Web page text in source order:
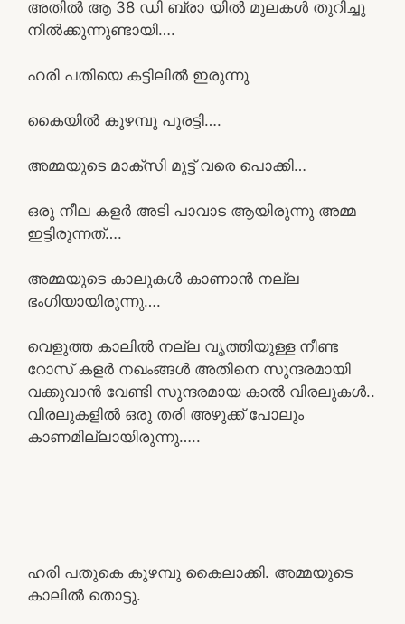
അതിൽ ആ 38 ഡി ബ്രാ യിൽ മുലകൾ തുറിച്ചു
നിൽക്കുന്നുണ്ടായി….
ഹരി പതിയെ കട്ടിലിൽ ഇരുന്നു
കൈയിൽ കുഴമ്പു പുരട്ടി….
അമ്മയുടെ മാക്സി മുട്ട് വരെ പൊക്കി…
ഒരു നീല കളർ അടി പാവാട ആയിരുന്നു അമ്മ
ഇട്ടിരുന്നത്….
അമ്മയുടെ കാലുകൾ കാണാൻ നല്ല
ഭംഗിയായിരുന്നു….
വെളുത്ത കാലിൽ നല്ല വൃത്തിയുള്ള നീണ്ട
റോസ് കളർ നഖംങ്ങൾ അതിനെ സുന്ദരമായി
വക്കുവാൻ വേണ്ടി സുന്ദരമായ കാൽ വിരലുകൾ..
വിരലുകളിൽ ഒരു തരി അഴുക്ക് പോലും
കാണമില്ലായിരുന്നു…..
ഹരി പതുകെ കുഴമ്പു കൈലാക്കി. അമ്മയുടെ
കാലിൽ തൊട്ടു.